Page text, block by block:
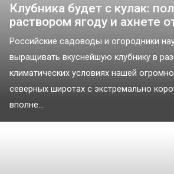
Клубника будет с кулак:
раствором ягоду и ахнете
Российские садоводы и огородники
выращивать вкуснейшую клубнику в
климатических условиях нашей
северных широтах с экстремально
вполне...